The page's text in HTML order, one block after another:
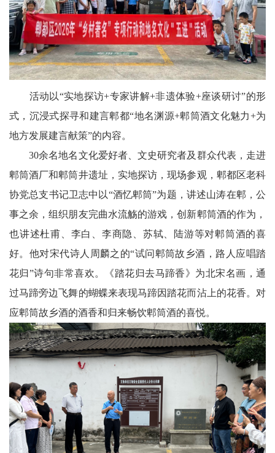
府
教
育
天
银
龄
讯
关
工
委
消
息
天
制
活动以“实地探访+专家讲解+非遗体验+座谈研讨”的形
式，沉浸式探寻和建言郫都“地名渊源+郫筒酒文化魅力+为
地方发展建言献策”的内容。
30余名地名文化爱好者、文史研究者及群众代表，走进
郫筒酒厂和郫筒井遗址，实地探访，现场参观，郫都区老科
协党总支书记卫志中以“酒忆郫筒”为题，讲述山涛在郫，公
事之余，组织朋友完曲水流觞的游戏，创新郫筒酒的作为，
也讲述杜甫、李白、李商隐、苏轼、陆游等对郫筒酒的喜
好。他对宋代诗人周麟之的“试问郫筒故乡酒，路人应唱踏
花归”诗句非常喜欢。《踏花归去马蹄香》为北宋名画，通
过马蹄旁边飞舞的蝴蝶来表现马蹄因踏花而沾上的花香。对
应郫筒故乡酒的酒香和归来畅饮郫筒酒的喜悦。